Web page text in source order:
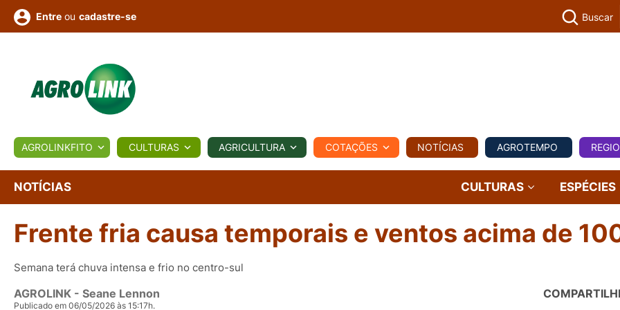
BIOLÓGICOS COTAÇÕES NOTÍCIAS AGROTEMPO REGIONAL COMERCIAL AGROVIAGENS
Conversor Colunistas Eventos
Fotos
e
Vídeos
Entre ou cadastre-se Buscar
AGROLINKFITO CULTURAS AGRICULTURA COTAÇÕES NOTÍCIAS AGROTEMPO
NOTÍCIAS CULTURAS ESPÉCIES
Frente fria causa temporais e ventos acima de
Semana terá chuva intensa e frio no centro-sul
AGROLINK - Seane Lennon
Publicado em 06/05/2026 às 15:17h.